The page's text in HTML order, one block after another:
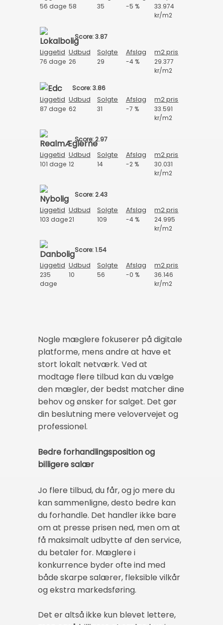
56 dage 58 35 -5 %
33.974
kr/m2
Score: 3.87
Liggetid Udbud Solgte Afslag m2 pris
76 dage 26 29 -4 %
29.377
kr/m2
Score: 3.86
Liggetid Udbud Solgte Afslag m2 pris
87 dage 62 31 -7 %
33.591
kr/m2
Score: 2.97
Liggetid Udbud Solgte Afslag m2 pris
101 dage 12 14 -2 %
30.031
kr/m2
Score: 2.43
Liggetid Udbud Solgte Afslag m2 pris
103 dage21 109 -4 %
24.995
kr/m2
Score: 1.54
Liggetid Udbud Solgte Afslag m2 pris
235
dage
10 56 -0 %
36.146
kr/m2
Nogle mæglere fokuserer på digitale
platforme, mens andre at have et
stort lokalt netværk. Ved at
modtage flere tilbud kan du vælge
den mægler, der bedst matcher dine
behov og ønsker for salget. Det gør
din beslutning mere velovervejet og
professionel.
Bedre forhandlingsposition og
billigere salær
Jo flere tilbud, du får, og jo mere du
kan sammenligne, desto bedre kan
du forhandle. Det handler ikke bare
om at presse prisen ned, men om at
få maksimalt udbytte af den service,
du betaler for. Mæglere i
konkurrence byder ofte ind med
både skarpe salærer, fleksible vilkår
og ekstra markedsføring.
Det er altså ikke kun blevet lettere,